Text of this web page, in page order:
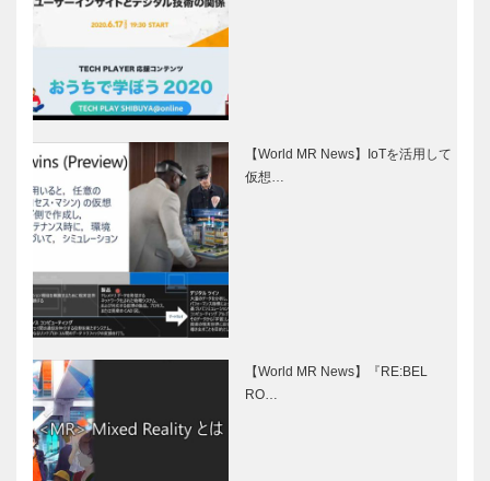
【World MR News】IoTを活用して
仮想…
【World MR News】『RE:BEL
RO…